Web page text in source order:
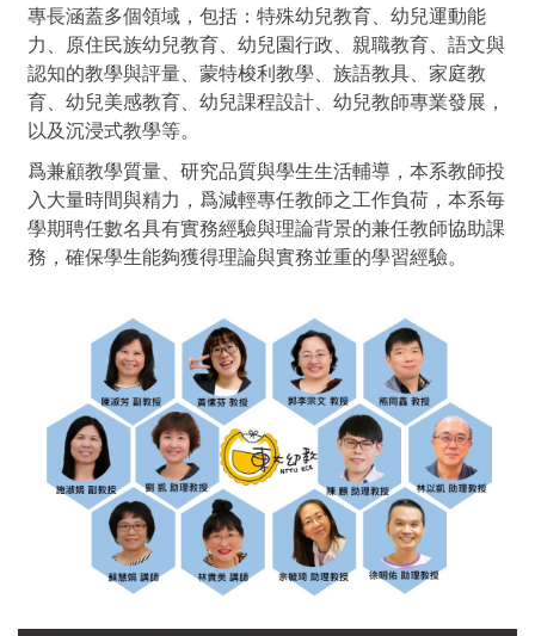
專長涵蓋多個領域，包括：特殊幼兒教育、幼兒運動能
力、原住民族幼兒教育、幼兒園行政、親職教育、語文與
認知的教學與評量、蒙特梭利教學、族語教具、家庭教
育、幼兒美感教育、幼兒課程設計、幼兒教師專業發展，
以及沉浸式教學等。
爲兼顧教學質量、研究品質與學生生活輔導，本系教師投
入大量時間與精力，爲減輕專任教師之工作負荷，本系毎
學期聘任數名具有實務經驗與理論背景的兼任教師協助課
務，確保學生能夠獲得理論與實務並重的學習經驗。